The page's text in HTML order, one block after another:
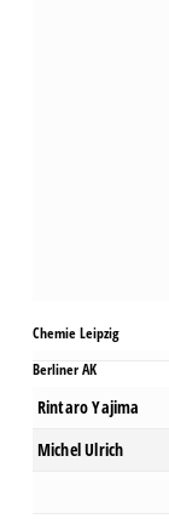
Chemie Leipzig
Berliner AK
Rintaro Yajima
Michel Ulrich